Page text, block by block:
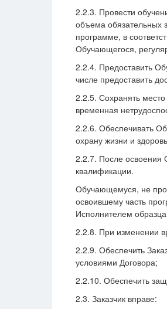
2.2.3. Провести
объема обязательных
программе, в
Обучающегося,
2.2.4. Предоставить
числе предоставить
2.2.5. Сохранять
временная
2.2.6. Обеспечивать
охрану жизни и
2.2.7. После освоения
квалификации.
Обучающемуся, не
освоившему часть
Исполнителем
2.2.8. При изменении
2.2.9. Обеспечить
условиями Договора;
2.2.10. Обеспечить
2.3. Заказчик вправе: